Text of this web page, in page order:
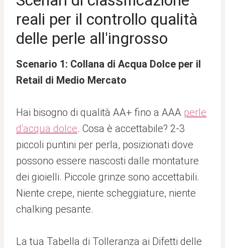
reali per il controllo qualità
delle perle all'ingrosso
Scenario 1: Collana di Acqua Dolce per il
Retail di Medio Mercato
Hai bisogno di qualità AA+ fino a AAA perle
d'acqua dolce. Cosa è accettabile? 2-3
piccoli puntini per perla, posizionati dove
possono essere nascosti dalle montature
dei gioielli. Piccole grinze sono accettabili.
Niente crepe, niente scheggiature, niente
chalking pesante.
La tua Tabella di Tolleranza ai Difetti delle